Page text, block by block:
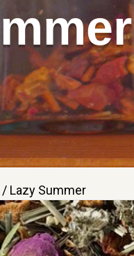
/ Lazy Summer